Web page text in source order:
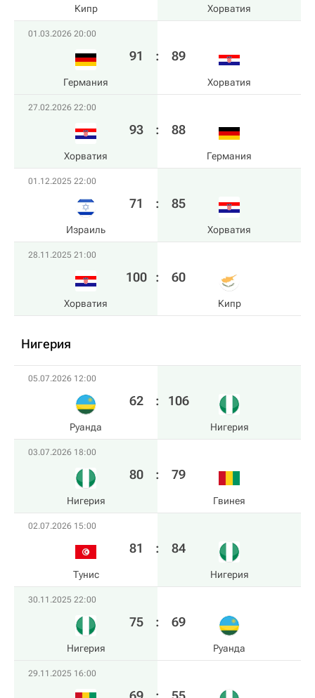
Кипр Хорватия
01.03.2026 20:00
Германия
91 : 89
Хорватия
27.02.2026 22:00
Хорватия
93 : 88
Германия
01.12.2025 22:00
Израиль
71 : 85
Хорватия
28.11.2025 21:00
Хорватия
100 : 60
Кипр
Нигерия
05.07.2026 12:00
Руанда
62 : 106
Нигерия
03.07.2026 18:00
Нигерия
80 : 79
Гвинея
02.07.2026 15:00
Тунис
81 : 84
Нигерия
30.11.2025 22:00
Нигерия
75 : 69
Руанда
29.11.2025 16:00